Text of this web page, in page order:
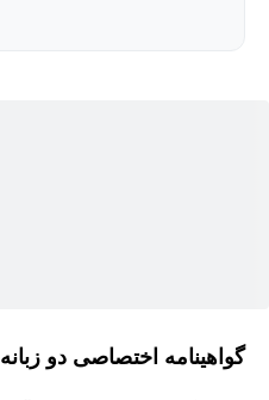
گواهینامه اختصاصی دو زبانه